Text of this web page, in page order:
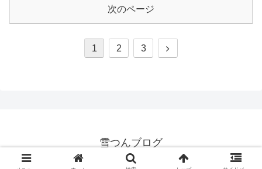
次のページ
1 2 3
次
雪つんブログ
© 2020 雪つんブログ.